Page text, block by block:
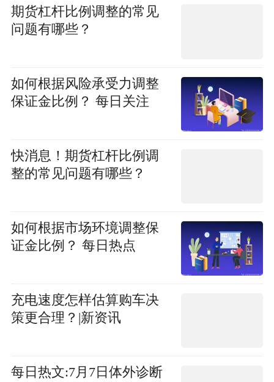
期货杠杆比例调整的常见
问题有哪些？
如何根据风险承受力调整
保证金比例？ 每日关注
快消息！期货杠杆比例调
整的常见问题有哪些？
如何根据市场环境调整保
证金比例？ 每日热点
充电速度怎样估算购车决
策更合理？|新资讯
每日热文:7月7日体外诊断